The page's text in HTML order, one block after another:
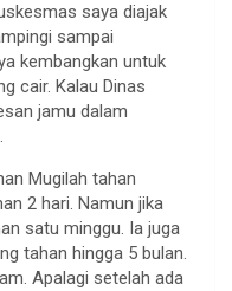
saya diajak
sampai
kembangkan untuk
cair. Kalau Dinas
jamu dalam
Mugilah tahan
2 hari. Namun jika
satu minggu. Ia juga
tahan hingga 5 bulan.
Apalagi setelah ada